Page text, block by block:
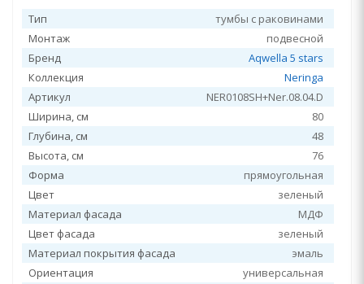
Тип
тумбы с раковинами
Монтаж
подвесной
Бренд
Aqwella 5 stars
Коллекция
Neringa
Артикул
NER0108SH+Ner.08.04.D
Ширина, см
80
Глубина, см
48
Высота, см
76
Форма
прямоугольная
Цвет
зеленый
Материал фасада
МДФ
Цвет фасада
зеленый
Материал покрытия фасада
эмаль
Ориентация
универсальная